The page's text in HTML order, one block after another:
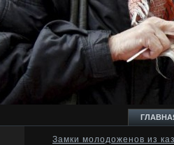
Замки молодоженов из